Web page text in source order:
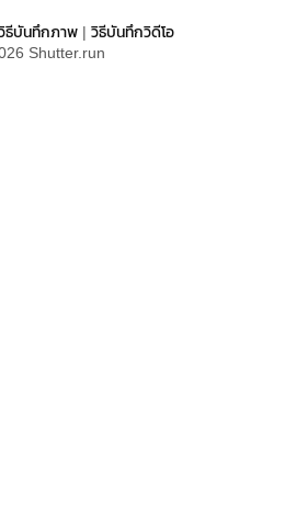
ธีบันทึกภาพ| วิธีบันทึกวิดีโอ
Shutter.run